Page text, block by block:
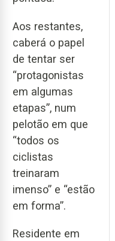
Aos restantes,
caberá o papel
de tentar ser
“protagonistas
em algumas
etapas”, num
pelotão em que
“todos os
ciclistas
treinaram
imenso” e “estão
em forma”.
Residente em